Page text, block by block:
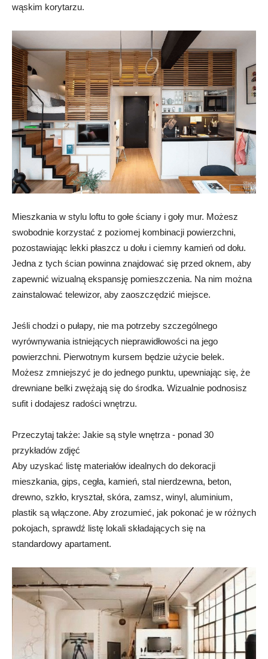
wąskim korytarzu.
Mieszkania w stylu loftu to gołe ściany i goły mur. Możesz
swobodnie korzystać z poziomej kombinacji powierzchni,
pozostawiając lekki płaszcz u dołu i ciemny kamień od dołu.
Jedna z tych ścian powinna znajdować się przed oknem, aby
zapewnić wizualną ekspansję pomieszczenia. Na nim można
zainstalować telewizor, aby zaoszczędzić miejsce.
Jeśli chodzi o pułapy, nie ma potrzeby szczególnego
wyrównywania istniejących nieprawidłowości na jego
powierzchni. Pierwotnym kursem będzie użycie belek.
Możesz zmniejszyć je do jednego punktu, upewniając się, że
drewniane belki zwężają się do środka. Wizualnie podnosisz
sufit i dodajesz radości wnętrzu.
Przeczytaj także: Jakie są style wnętrza - ponad 30
przykładów zdjęć
Aby uzyskać listę materiałów idealnych do dekoracji
mieszkania, gips, cegła, kamień, stal nierdzewna, beton,
drewno, szkło, kryształ, skóra, zamsz, winyl, aluminium,
plastik są włączone. Aby zrozumieć, jak pokonać je w różnych
pokojach, sprawdź listę lokali składających się na
standardowy apartament.